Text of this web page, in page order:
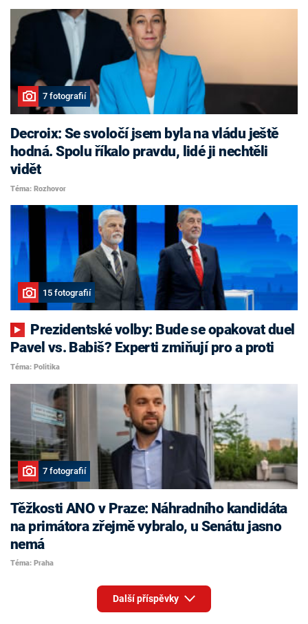
7 fotografií
Decroix: Se svoločí jsem byla na vládu ještě
hodná. Spolu říkalo pravdu, lidé ji nechtěli
vidět
Téma: Rozhovor
15 fotografií
Pavel vs. Babiš? Experti zmiňují pro a proti
Téma: Politika
7 fotografií
Těžkosti ANO v Praze: Náhradního kandidáta
na primátora zřejmě vybralo, u Senátu jasno
nemá
Téma: Praha
Další příspěvky